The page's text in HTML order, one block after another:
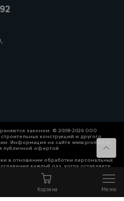
законом. © 2008-2026 ООО
конструкций и другого
Информация на сайте www.prom23.ru
публичной офертой
в отношении обработки персональных
каждый раз, когда оставляете
связи на сайте prom23.ru и его
Корзина Меню